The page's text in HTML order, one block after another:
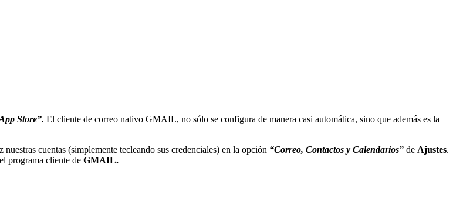
Store”. El cliente de correo nativo GMAIL, no sólo se configura de manera casi automática, sino que además es la
nuestras cuentas (simplemente tecleando sus credenciales) en la opción “Correo, Contactos y Calendarios” de Ajustes.
programa cliente de GMAIL.